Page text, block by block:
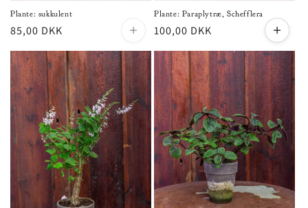
Plante: sukkulent
Normalpris
85,00 DKK Udsolgt
Plante: Paraplytræ, Schefflera
Normalpris
100,00 DKK Læg i